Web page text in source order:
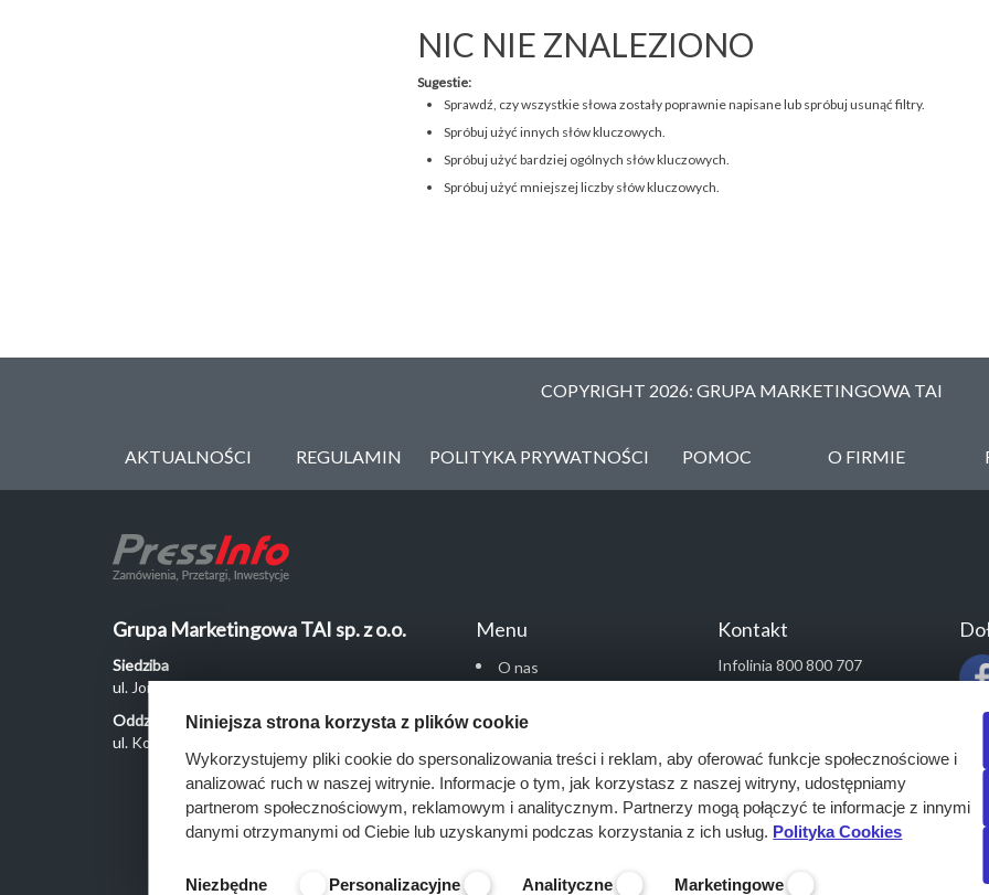
NIC NIE ZNALEZIONO
Sugestie:
Sprawdź, czy wszystkie słowa zostały poprawnie napisane lub spróbuj usunąć filtry.
Spróbuj użyć innych słów kluczowych.
Spróbuj użyć bardziej ogólnych słów kluczowych.
Spróbuj użyć mniejszej liczby słów kluczowych.
COPYRIGHT 2026: GRUPA MARKETINGOWA TAI
AKTUALNOŚCI REGULAMIN POLITYKA PRYWATNOŚCI POMOC O FIRMIE
Grupa Marketingowa TAI sp. z o.o.
Siedziba
ul. Jordanowska 12, 04-204 Warszawa
Oddział Poznań
ul. Kochanowskiego 18/6, 60-846 Poznań
Menu
O nas
Monitoring przetargów
Raporty przetargowe
Ustawienia cookies
Kontakt
Kontakt
Infolinia 800 800 707
kontakt@pressinfo.pl
Niniejsza strona korzysta z plików cookie
Wykorzystujemy pliki cookie do spersonalizowania treści i reklam, aby oferować funkcje społecznościowe i
analizować ruch w naszej witrynie. Informacje o tym, jak korzystasz z naszej witryny, udostępniamy
partnerom społecznościowym, reklamowym i analitycznym. Partnerzy mogą połączyć te informacje z innymi
danymi otrzymanymi od Ciebie lub uzyskanymi podczas korzystania z ich usług. Polityka Cookies
Niezbędne Personalizacyjne Analityczne Marketingowe